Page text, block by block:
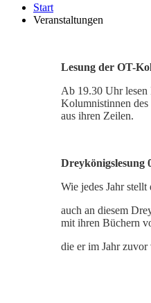
Start
Veranstaltungen
Lesung der OT-
Ab 19.30 Uhr
Kolumnistinnen
aus ihren Zeilen.
Dreykönigslesung
Wie jedes Jahr
auch an diesem
mit ihren Büchern
die er im Jahr